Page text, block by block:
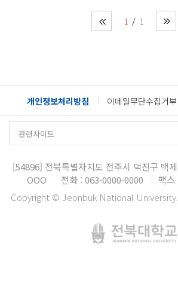
1 1
개인정보처리방침 이메일무단수집거부
[54896] 전북특별자치도 전주시 덕진구 백
OOO
전화 : 063-0000-0000
팩스
Copyright © Jeonbuk National